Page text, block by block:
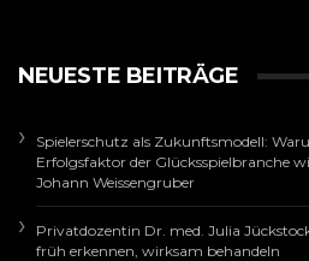
NEUESTE BEITRÄGE
Spielerschutz als Zukunftsmodell:
Erfolgsfaktor der Glücksspielbranche
Johann Weissengruber
Privatdozentin Dr. med. Julia
früh erkennen, wirksam behandeln